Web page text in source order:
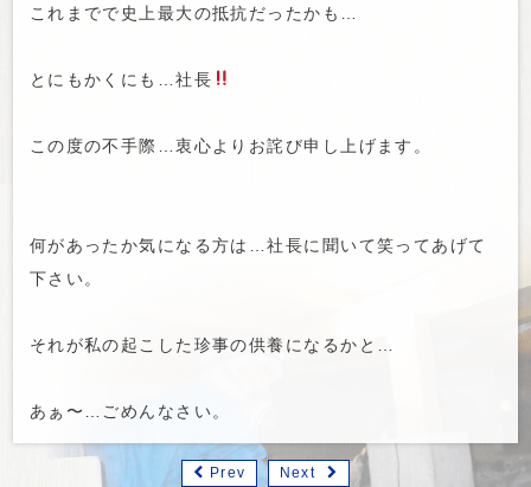
これまでで史上最大の抵抗だったかも…
とにもかくにも…社長
この度の不手際…衷心よりお詫び申し上げます。
何があったか気になる方は…社長に聞いて笑ってあげて
下さい。
それが私の起こした珍事の供養になるかと…
あぁ〜…ごめんなさい。
Prev Next